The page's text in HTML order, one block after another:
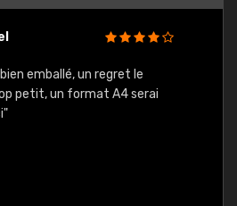
emballé, un regret le
petit, un format A4 serai